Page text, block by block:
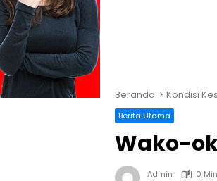
Beranda Kondisi
Berita Utama
Wako-
Admin
0